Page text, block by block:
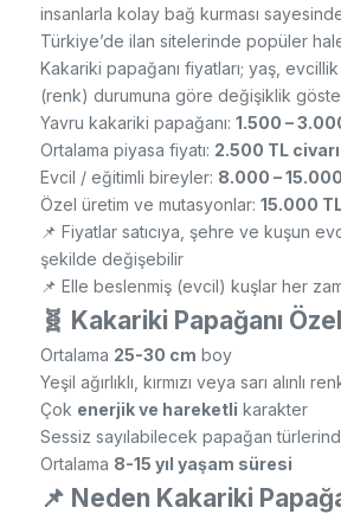
insanlarla kolay bağ kurması
Türkiye’de ilan sitelerinde popüler
Kakariki papağanı fiyatları; yaş,
(renk) durumuna göre değişiklik
Yavru kakariki papağanı: 1.500 –
Ortalama piyasa fiyatı: 2.500 TL civarı
Evcil / eğitimli bireyler: 8.000 –
Özel üretim ve mutasyonlar: 15.000
📌 Fiyatlar satıcıya, şehre ve kuşun
şekilde değişebilir
📌 Elle beslenmiş (evcil) kuşlar her
🧬 Kakariki Papağanı
Ortalama 25-30 cm boy
Yeşil ağırlıklı, kırmızı veya sarı alınlı
Çok enerjik ve hareketli karakter
Sessiz sayılabilecek papağan
Ortalama 8-15 yıl yaşam süresi
📌 Neden Kakariki